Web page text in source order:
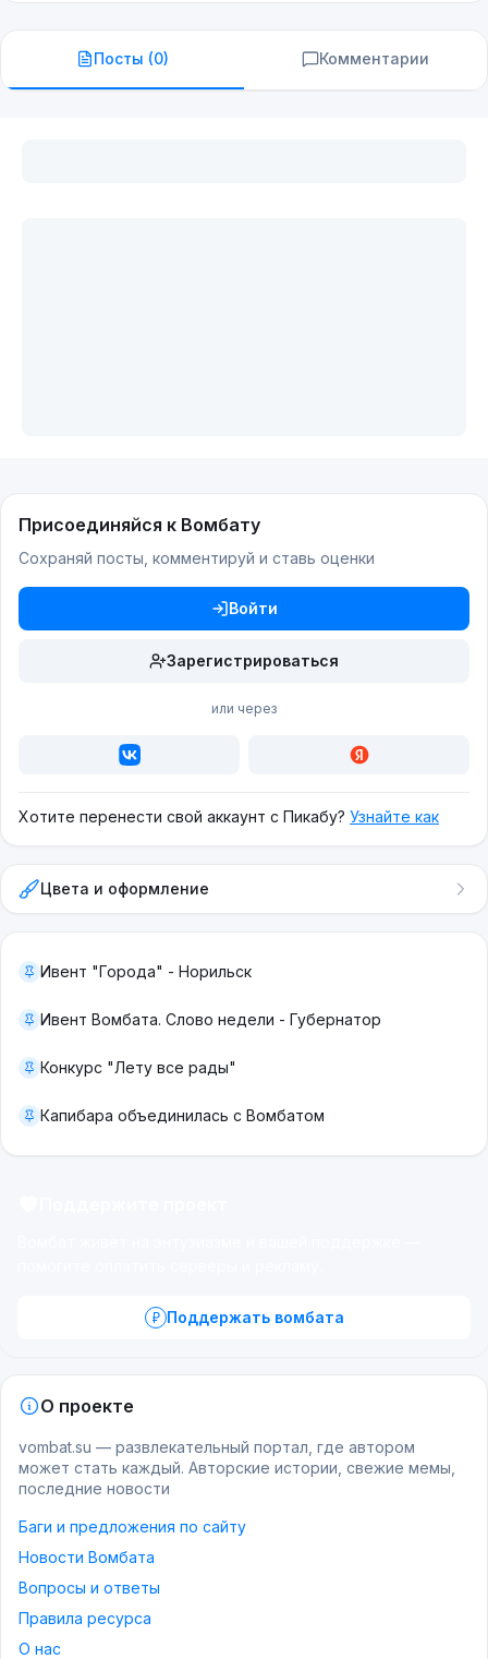
Посты (0) Комментарии
Присоединяйся к Вомбату
Сохраняй посты, комментируй и ставь оценки
Войти
Зарегистрироваться
или через
Хотите перенести свой аккаунт с Пикабу? Узнайте как
Цвета и оформление
Ивент "Города" - Норильск
Ивент Вомбата. Слово недели - Губернатор
Конкурс "Лету все рады"
Капибара объединилась с Вомбатом
Поддержать вомбата
О проекте
vombat.su — развлекательный портал, где автором
может стать каждый. Авторские истории, свежие мемы,
последние новости
Баги и предложения по сайту
Новости Вомбата
Вопросы и ответы
Правила ресурса
О нас